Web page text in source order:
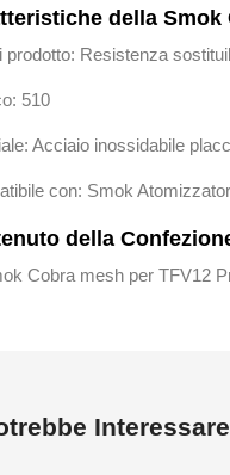
della Smok
prodotto: Resistenza
510
Acciaio inossidabile
con: Smok
della
Cobra mesh per TFV12